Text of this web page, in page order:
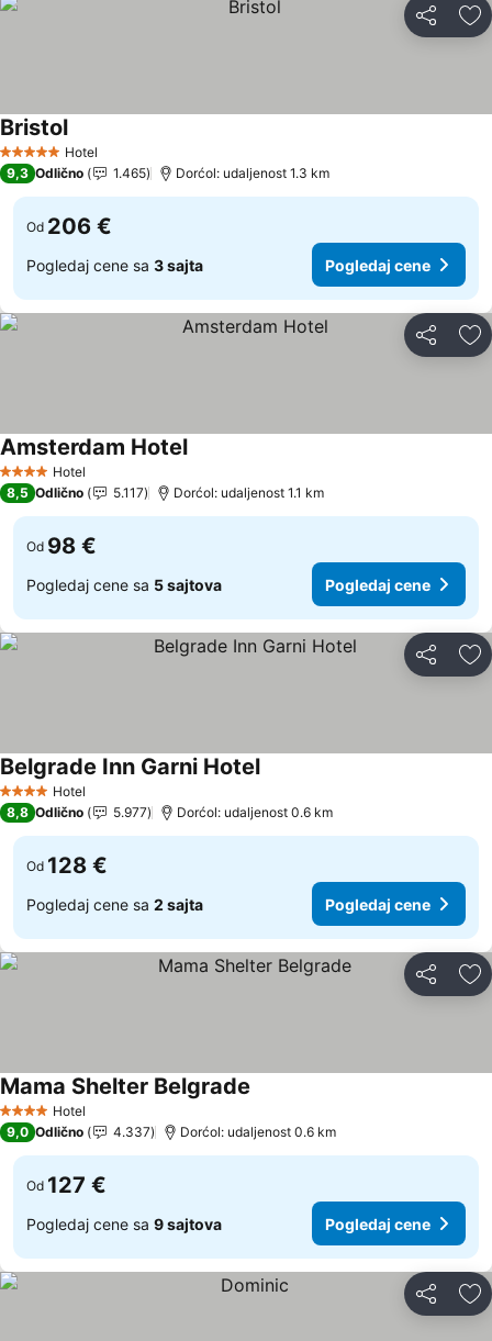
Deli
5 ZvezdiceHotel
BristolPogledaj cene
9,3 Odlično 1.465 Dorćol: udaljenost 1.3 km
Od 206 €
Pogledaj cene sa 3 sajta Pogledaj cene
Deli
4 ZvezdiceHotel
Amsterdam HotelPogledaj cene
8,5 Odlično 5.117 Dorćol: udaljenost 1.1 km
Od 98 €
Pogledaj cene sa 5 sajtova Pogledaj cene
Deli
4 ZvezdiceHotel
Belgrade Inn Garni HotelPogledaj cene
8,8 Odlično 5.977 Dorćol: udaljenost 0.6 km
Od 128 €
Pogledaj cene sa 2 sajta Pogledaj cene
Deli
4 ZvezdiceHotel
Mama Shelter Belgrade
9,0 Odlično 4.337 Dorćol: udaljenost 0.6 km
Od 127 €
Pogledaj cene sa 9 sajtova Pogledaj cene
Deli